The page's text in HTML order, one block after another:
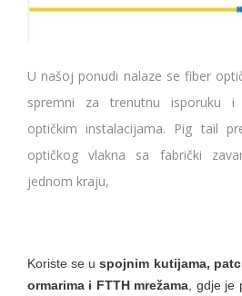
U našoj ponudi nalaze se fiber
spremni za trenutnu isporuku
optičkim instalacijama. Pig tail
optičkog vlakna sa fabrički
jednom kraju,
Koriste se uspojnim kutijama,
ormarima i FTTH mrežama , gdje